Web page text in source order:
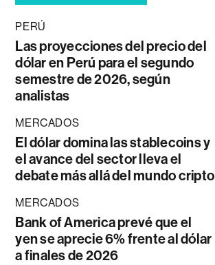
PERÚ
Las proyecciones del precio del
dólar en Perú para el segundo
semestre de 2026, según
analistas
MERCADOS
El dólar domina las stablecoins y
el avance del sector lleva el
debate más allá del mundo cripto
MERCADOS
Bank of America prevé que el
yen se aprecie 6% frente al dólar
a finales de 2026